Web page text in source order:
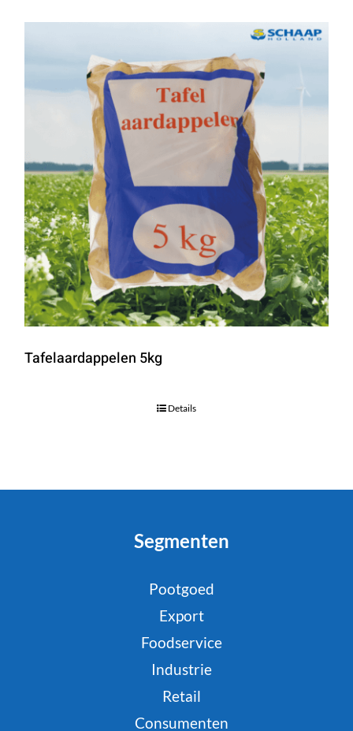
Tafelaardappelen 5kg
Details
Segmenten
Pootgoed
Export
Foodservice
Industrie
Retail
Consumenten